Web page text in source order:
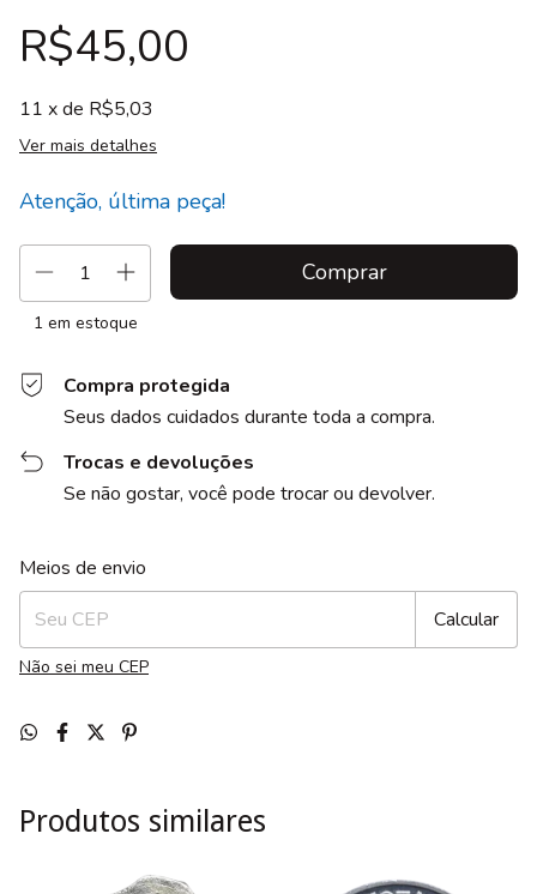
R$45,00
11 x de R$5,03
Ver mais detalhes
Atenção, última peça!
1 em estoque
Compra protegida
Seus dados cuidados durante toda a compra.
Trocas e devoluções
Se não gostar, você pode trocar ou devolver.
Entregas para o CEP:
Meios de envio
Calcular
Não sei meu CEP
Produtos similares